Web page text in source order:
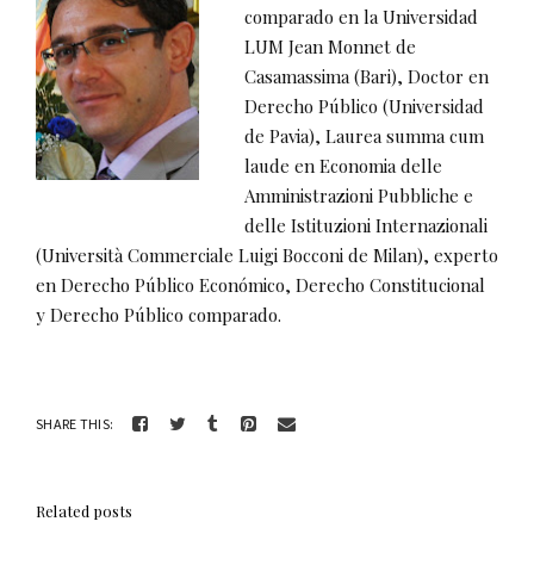
comparado en la Universidad
LUM Jean Monnet de
Casamassima (Bari), Doctor en
Derecho Público (Universidad
de Pavia), Laurea summa cum
laude en Economia delle
Amministrazioni Pubbliche e
delle Istituzioni Internazionali
(Università Commerciale Luigi Bocconi de Milan), experto
en Derecho Público Económico, Derecho Constitucional
y Derecho Público comparado.
SHARE THIS:
Related posts